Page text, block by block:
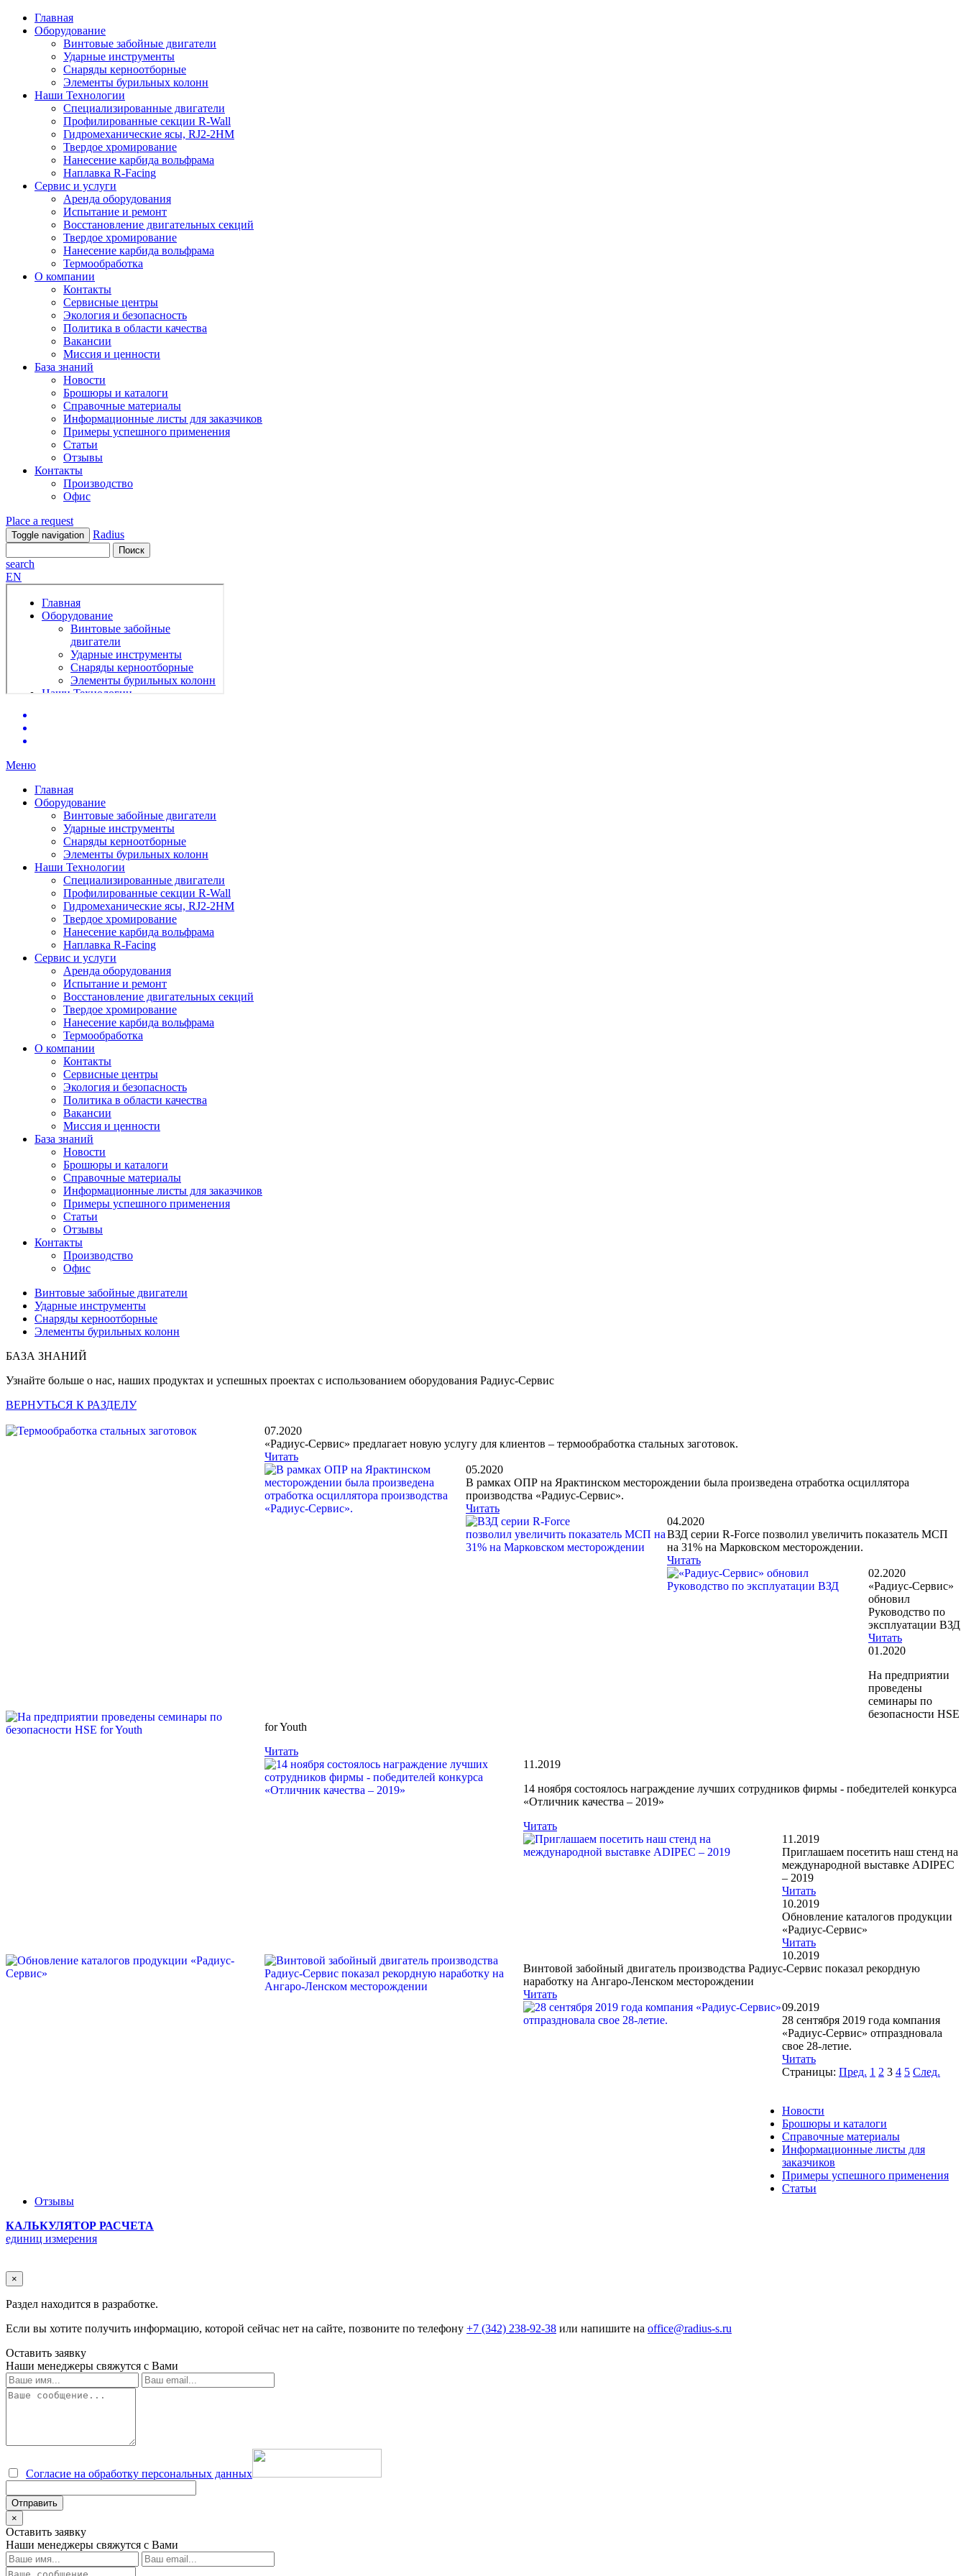
Главная
Оборудование
Винтовые забойные двигатели
Ударные инструменты
Снаряды керноотборные
Элементы бурильных колонн
Наши Технологии
Специализированные двигатели
Профилированные секции R-Wall
Гидромеханические ясы, RJ2-2HM
Твердое хромирование
Нанесение карбида вольфрама
Наплавка R-Facing
Сервис и услуги
Аренда оборудования
Испытание и ремонт
Восстановление двигательных секций
Твердое хромирование
Нанесение карбида вольфрама
Термообработка
О компании
Контакты
Сервисные центры
Экология и безопасность
Политика в области качества
Вакансии
Миссия и ценности
База знаний
Новости
Брошюры и каталоги
Справочные материалы
Информационные листы для заказчиков
Примеры успешного применения
Статьи
Отзывы
Контакты
Производство
Офис
Place a request
Toggle navigation Radius
search
EN
Меню
Главная
Оборудование
Винтовые забойные двигатели
Ударные инструменты
Снаряды керноотборные
Элементы бурильных колонн
Наши Технологии
Специализированные двигатели
Профилированные секции R-Wall
Гидромеханические ясы, RJ2-2HM
Твердое хромирование
Нанесение карбида вольфрама
Наплавка R-Facing
Сервис и услуги
Аренда оборудования
Испытание и ремонт
Восстановление двигательных секций
Твердое хромирование
Нанесение карбида вольфрама
Термообработка
О компании
Контакты
Сервисные центры
Экология и безопасность
Политика в области качества
Вакансии
Миссия и ценности
База знаний
Новости
Брошюры и каталоги
Справочные материалы
Информационные листы для заказчиков
Примеры успешного применения
Статьи
Отзывы
Контакты
Производство
Офис
Винтовые забойные двигатели
Ударные инструменты
Снаряды керноотборные
Элементы бурильных колонн
БАЗА ЗНАНИЙ
Узнайте больше о нас, наших продуктах и успешных проектах с использованием оборудования Радиус-Сервис
ВЕРНУТЬСЯ К РАЗДЕЛУ
07.2020
«Радиус-Сервис» предлагает новую услугу для клиентов – термообработка стальных заготовок.
Читать
05.2020
В рамках ОПР на Ярактинском месторождении была произведена отработка осциллятора
производства «Радиус-Сервис».
Читать
04.2020
ВЗД серии R-Force позволил увеличить показатель МСП
на 31% на Марковском месторождении.
Читать
02.2020
«Радиус-Сервис»
обновил
Руководство по
эксплуатации ВЗД
Читать
01.2020
На предприятии
проведены
семинары по
безопасности HSE
for Youth
Читать
11.2019
14 ноября состоялось награждение лучших сотрудников фирмы - победителей конкурса
«Отличник качества – 2019»
Читать
11.2019
Приглашаем посетить наш стенд на
международной выставке ADIPEC
– 2019
Читать
10.2019
Обновление каталогов продукции
«Радиус-Сервис»
Читать
10.2019
Винтовой забойный двигатель производства Радиус-Сервис показал рекордную
наработку на Ангаро-Ленском месторождении
Читать
09.2019
28 сентября 2019 года компания
«Радиус-Сервис» отпраздновала
свое 28-летие.
Читать
Страницы: Пред. 1 2 3 4 5 След.
Новости
Брошюры и каталоги
Справочные материалы
Информационные листы для
заказчиков
Примеры успешного применения
Статьи
Отзывы
КАЛЬКУЛЯТОР РАСЧЕТА
единиц измерения
×
Раздел находится в разработке.
Если вы хотите получить информацию, которой сейчас нет на сайте, позвоните по телефону +7 (342) 238-92-38 или напишите на office@radius-s.ru
Оставить заявку
Наши менеджеры свяжутся с Вами
Согласие на обработку персональных данных
×
Оставить заявку
Наши менеджеры свяжутся с Вами